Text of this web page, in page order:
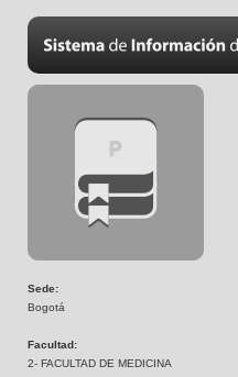
Sede:
Bogotá
Facultad:
2- FACULTAD DE MEDICINA